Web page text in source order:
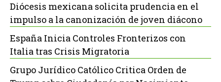
Diócesis mexicana solicita prudencia en el
impulso a la canonización de joven diácono
España Inicia Controles Fronterizos con
Italia tras Crisis Migratoria
Grupo Jurídico Católico Critica Orden de